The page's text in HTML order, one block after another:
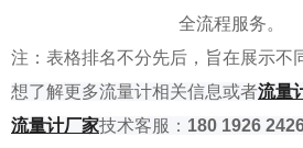
全流程服务。
注：表格排名不分先后，旨在展示不
想了解更多流量计相关信息或者流量
流量计厂家技术客服： 180 1926